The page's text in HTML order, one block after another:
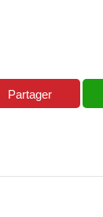
Partager